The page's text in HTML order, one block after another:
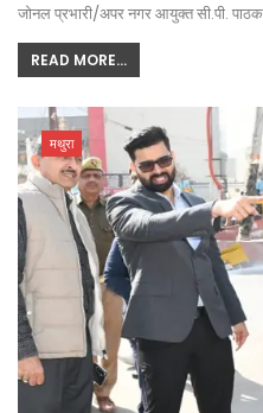
जोनल प्रभारी/अपर नगर आयुक्त सी.पी.
READ MORE...
मथुरा